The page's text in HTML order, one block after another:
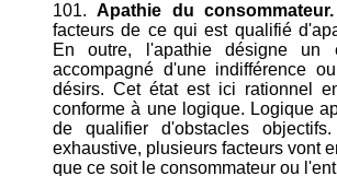
101.Apathie du consommateur.
facteurs de ce qui est qualifié
En outre, l'apathie désigne
accompagné d'une indifférence
désirs. Cet état est ici rationnel
conforme à une logique. Logique
de qualifier d'obstacles
exhaustive, plusieurs facteurs vont
que ce soit le consommateur ou